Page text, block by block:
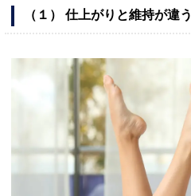
（１） 仕上がりと維持が違う